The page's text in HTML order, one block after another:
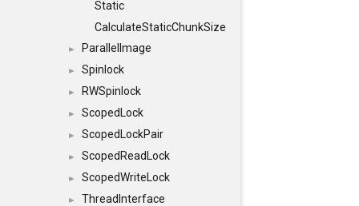
Static
CalculateStaticChunkSize
► ParallelImage
► Spinlock
► RWSpinlock
► ScopedLock
► ScopedLockPair
► ScopedReadLock
► ScopedWriteLock
► ThreadInterface